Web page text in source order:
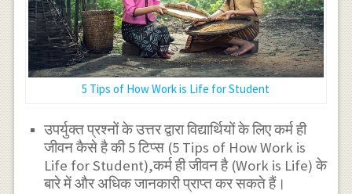
5 Tips of How Work is Life for Student
उपर्युक्त प्रश्नों के उत्तर द्वारा विद्यार्थियों के लिए कर्म ही
जीवन कैसे है की 5 टिप्स (5 Tips of How Work is
Life for Student),कर्म ही जीवन है (Work is Life) के
बारे में और अधिक जानकारी प्राप्त कर सकते हैं।